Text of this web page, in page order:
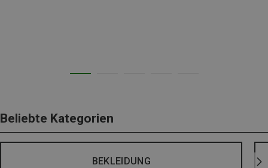
Beliebte Kategorien
BEKLEIDUNG